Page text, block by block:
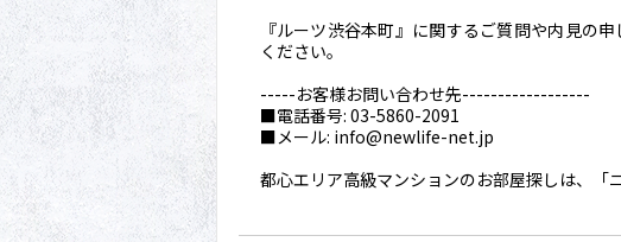
『ルーツ渋谷本町』に関するご質問や内見の
ください。
-----お客様お問い合わせ先------------------
■電話番号: 03-5860-2091
■メール: info@newlife-net.jp
都心エリア高級マンションのお部屋探しは、「